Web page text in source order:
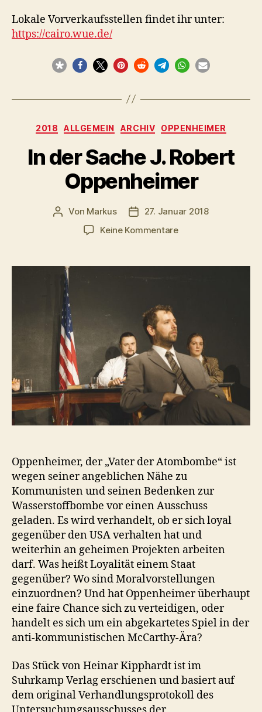
Lokale Vorverkaufsstellen findet ihr unter:
https://cairo.wue.de/
Kategorien
2018 ALLGEMEIN ARCHIV OPPENHEIMER
In der Sache J. Robert
Oppenheimer
Beitragsautor
Von Markus Veröffentlichungsdatum
27. Januar 2018
Keine Kommentarezu
Sache
Oppenheimer, der „Vater der Atombombe“ ist
wegen seiner angeblichen Nähe zu
Kommunisten und seinen Bedenken zur
Wasserstoffbombe vor einen Ausschuss
geladen. Es wird verhandelt, ob er sich loyal
gegenüber den USA verhalten hat und
weiterhin an geheimen Projekten arbeiten
darf. Was heißt Loyalität einem Staat
gegenüber? Wo sind Moralvorstellungen
einzuordnen? Und hat Oppenheimer überhaupt
eine faire Chance sich zu verteidigen, oder
handelt es sich um ein abgekartetes Spiel in der
anti-kommunistischen McCarthy-Ära?
Das Stück von Heinar Kipphardt ist im
Suhrkamp Verlag erschienen und basiert auf
dem original Verhandlungsprotokoll des